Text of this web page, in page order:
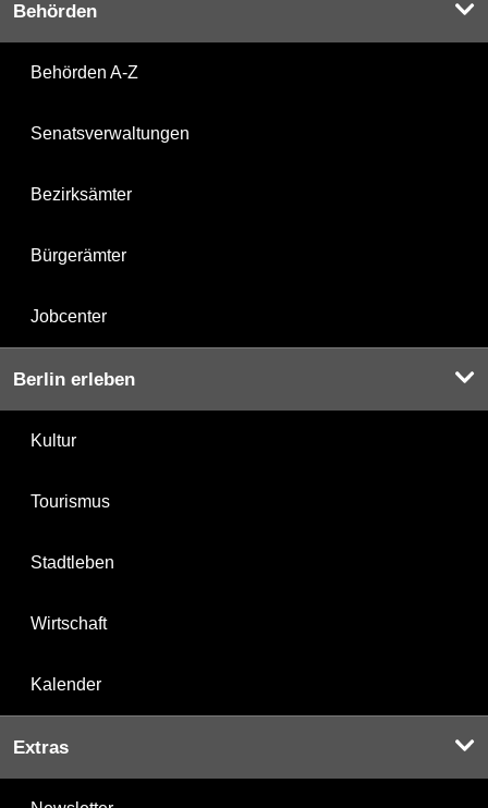
Behörden
Behörden A-Z
Senatsverwaltungen
Bezirksämter
Bürgerämter
Jobcenter
Berlin erleben
Kultur
Tourismus
Stadtleben
Wirtschaft
Kalender
Extras